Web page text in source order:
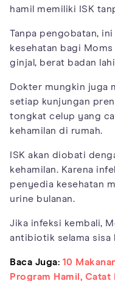
hamil memiliki ISK
Tanpa pengobatan,
kesehatan bagi
ginjal, berat badan
Dokter mungkin juga
setiap kunjungan
tongkat celup yang
kehamilan di rumah.
ISK akan diobati
kehamilan. Karena
penyedia kesehatan
urine bulanan.
Jika infeksi kembali,
antibiotik selama sisa
Baca Juga: 10
Program Hamil, Catat